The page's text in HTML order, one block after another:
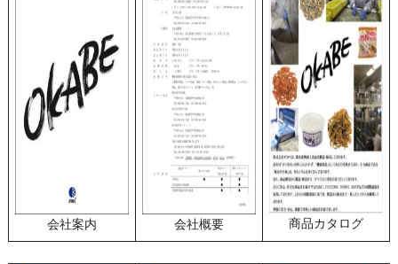
会社案内 会社概要 商品カタログ